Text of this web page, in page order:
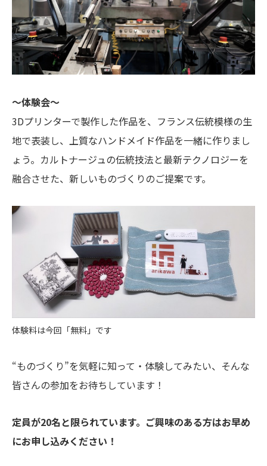
～体験会～
3Dプリンターで製作した作品を、フランス伝統模様の生
地で表装し、上質なハンドメイド作品を一緒に作りまし
ょう。カルトナージュの伝統技法と最新テクノロジーを
融合させた、新しいものづくりのご提案です。
体験料は今回「無料」です
“ものづくり”を気軽に知って・体験してみたい、そんな
皆さんの参加をお待ちしています！
定員が20名と限られています。ご興味のある方はお早め
にお申し込みください！